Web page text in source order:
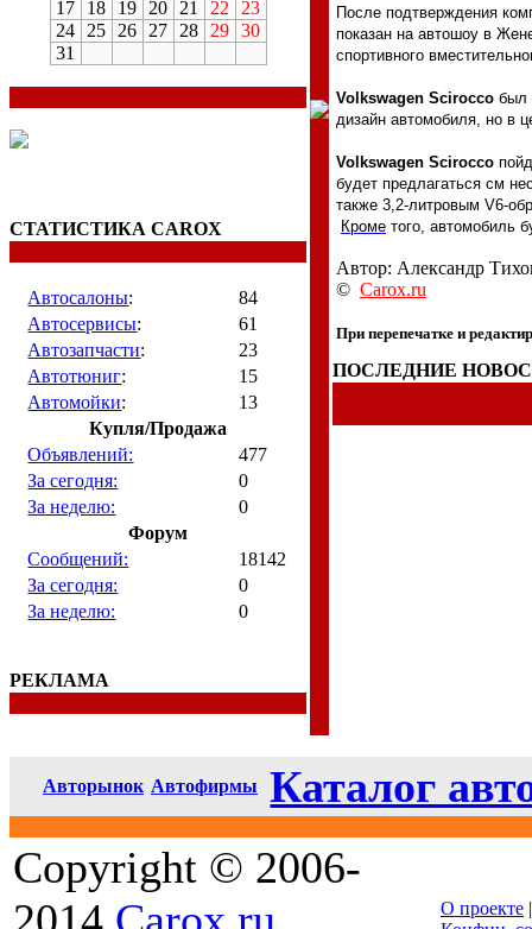
17
18 19 20 21 22
23
24
25 26 27 28 29 30
31
СТАТИСТИКА CAROX
Автосалоны:
84
Автосервисы:
61
Автозапчасти:
23
Автотюниг:
15
Автомойки:
13
Купля/Продажа
Объявлений:
477
За сегодня:
0
За неделю:
0
Форум
Сообщений:
18142
За сегодня:
0
За неделю:
0
РЕКЛАМА
После подтверждения
показан на автошоу в
спортивного
Volkswagen Scirocco был
дизайн автомобиля, но в
Volkswagen Scirocco
будет предлагаться см
также 3,2-литровым V6-
Кроме того, автомобиль
Автор: Александр
© Carox.ru
При перепечатке и
ПОСЛЕДНИЕ
Авторынок Автофирмы
Каталог
Copyright © 2006-
О проекте